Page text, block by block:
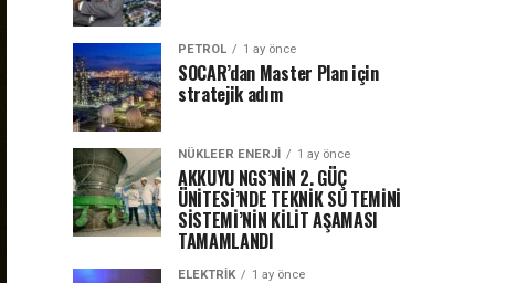
PETROL 1 ay önce
SOCAR’dan Master Plan için
stratejik adım
NÜKLEER ENERJI 1 ay önce
AKKUYU NGS’NİN 2. GÜÇ
ÜNİTESİ’NDE TEKNİK SU TEMİNİ
SİSTEMİ’NİN KİLİT AŞAMASI
TAMAMLANDI
ELEKTRİK 1 ay önce